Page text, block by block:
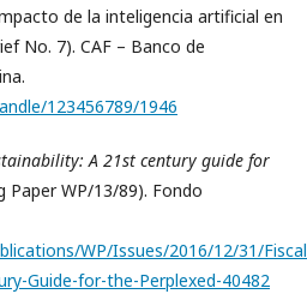
de la inteligencia artificial en
No. 7). CAF – Banco de
123456789/1946
A 21st century guide for
Paper WP/13/89). Fondo
WP/Issues/2016/12/31/
Guide-for-the-Perplexed-40482